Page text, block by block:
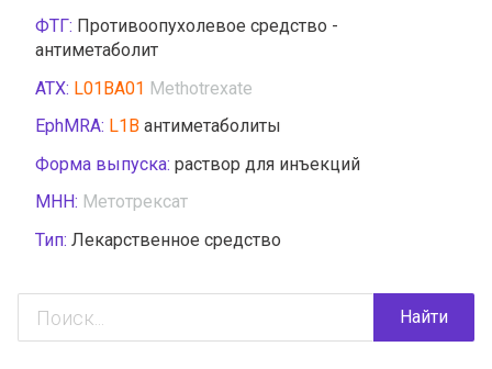
ФТГ: Противоопухолевое средство -
антиметаболит
АТХ: L01BA01 Methotrexate
EphMRA: L1B антиметаболиты
Форма выпуска: раствор для инъекций
МНН: Метотрексат
Тип: Лекарственное средство
Найти